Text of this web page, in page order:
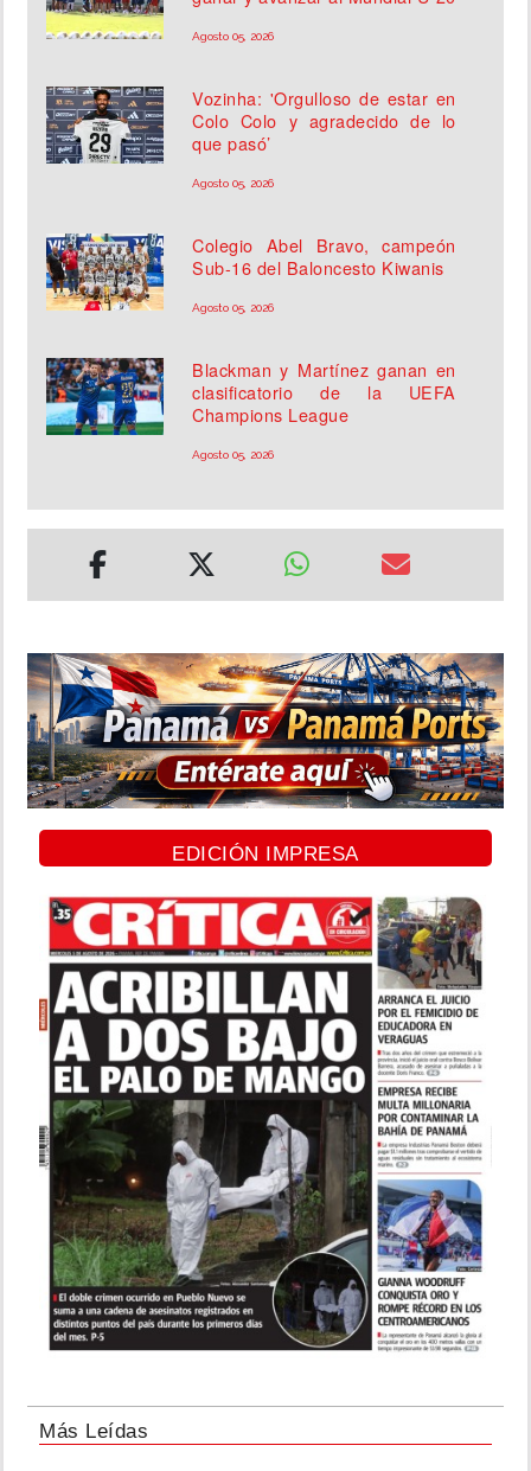
Agosto 05, 2026
Vozinha: 'Orgulloso de estar en
Colo Colo y agradecido de lo
que pasó’
Agosto 05, 2026
Colegio Abel Bravo, campeón
Sub-16 del Baloncesto Kiwanis
Agosto 05, 2026
Blackman y Martínez ganan en
clasificatorio de la UEFA
Champions League
Agosto 05, 2026
EDICIÓN IMPRESA
Más Leídas